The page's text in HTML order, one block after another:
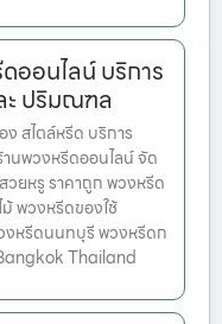
ออนไลน์ บริการ
ะ ปริมณฑล
สไตล์หรีด บริการ
นพวงหรีดออนไลน์ จัด
ยหรู ราคาถูก พวงหรีด
พวงหรีดของใช้
งหรีดนนทบุรี พวงหรีดก
Thailand